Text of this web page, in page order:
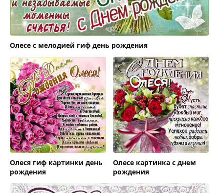
Олесе с мелодией гиф день рождения
Олеся гиф картинки день
рождения
Олесе картинка с днем
рождения